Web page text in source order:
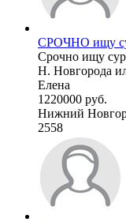
СРОЧНО ищу
Срочно ищу
Н. Новгорода
Елена
1220000 руб.
Нижний
2558